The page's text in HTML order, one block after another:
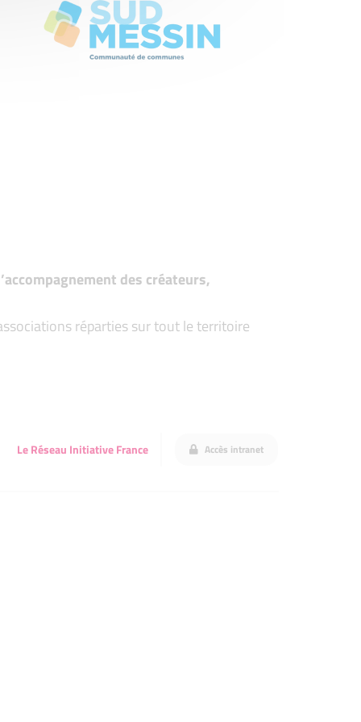
des créateurs,
réparties sur tout le territoire
Le Réseau Initiative France Accès intranet